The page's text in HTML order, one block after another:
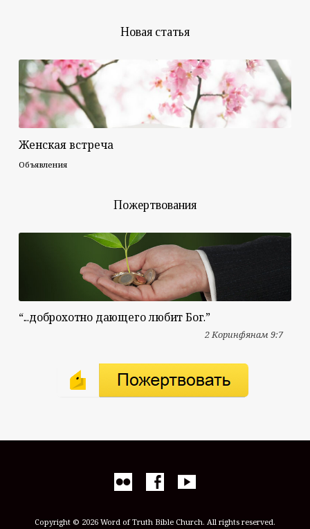
Новая статья
Женская встреча
Объявления
Пожертвования
“...доброхотно дающего любит Бог.”
2 Коринфянам 9:7
Copyright © 2026 Word of Truth Bible Church. All rights reserved.